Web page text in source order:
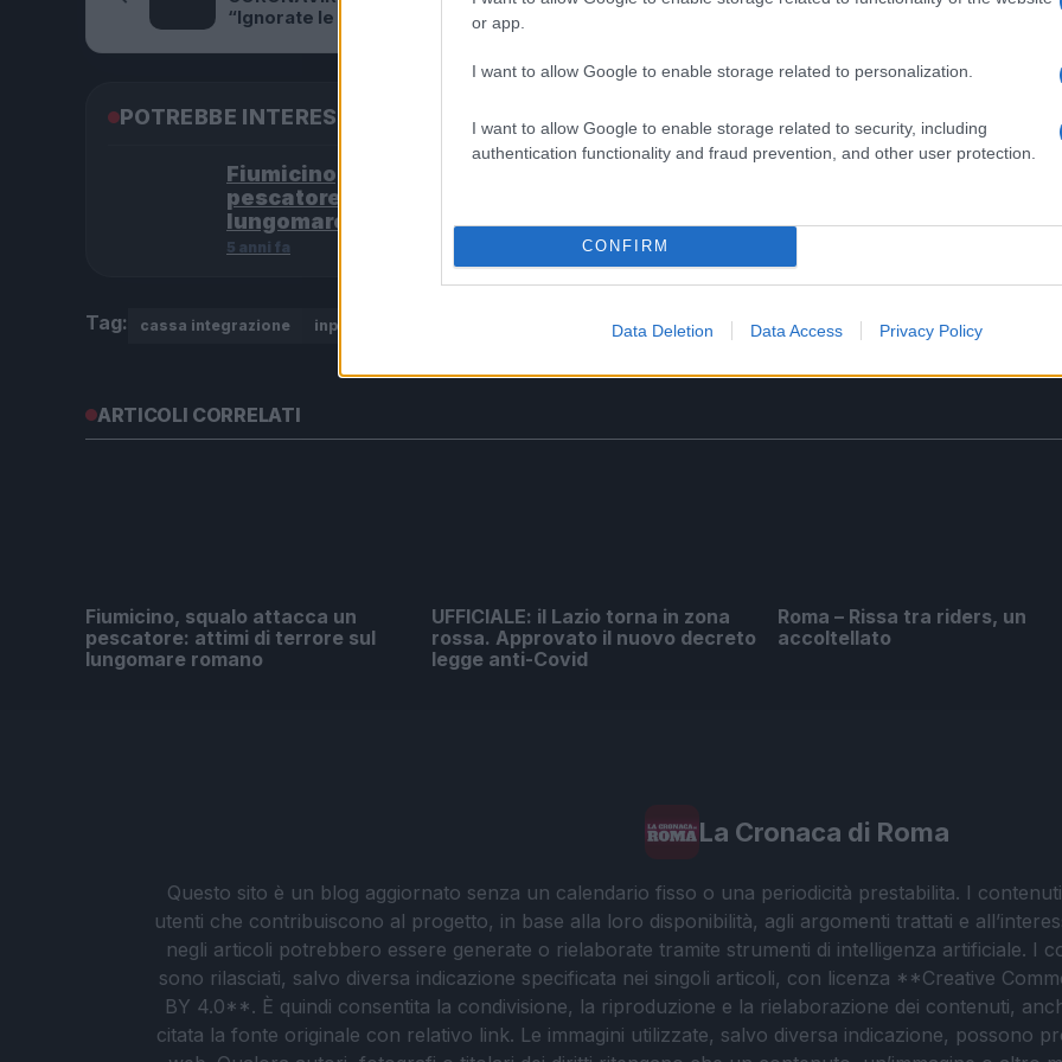
or app.
I want to allow Google to enable storage related to personalization.
I want to allow Google to enable storage related to security, including
authentication functionality and fraud prevention, and other user protection.
CONFIRM
Data Deletion Data Access Privacy Policy
“Ignorate le richieste di aiuto
POTREBBE INTERESSARTI
Fiumicino, squalo attacca un
pescatore: attimi di terrore sul
lungomare romano
5 anni fa
decreto legge anti-Covid
Tag: cassa integrazione inps
ARTICOLI CORRELATI
Fiumicino, squalo attacca un
pescatore: attimi di terrore sul
lungomare romano
UFFICIALE: il Lazio torna in zona
rossa. Approvato il nuovo decreto
legge anti-Covid
Roma – Rissa tra riders, un
accoltellato
La Cronaca di Roma
Questo sito è un blog aggiornato senza un calendario fisso o una periodicità prestabilita. I
utenti che contribuiscono al progetto, in base alla loro disponibilità, agli argomenti trattati e
negli articoli potrebbero essere generate o rielaborate tramite strumenti di intelligenza artificiale. I
sono rilasciati, salvo diversa indicazione specificata nei singoli articoli, con licenza **Creative
BY 4.0**. È quindi consentita la condivisione, la riproduzione e la rielaborazione dei contenuti,
citata la fonte originale con relativo link. Le immagini utilizzate, salvo diversa indicazione, possono